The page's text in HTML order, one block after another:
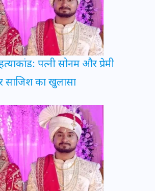
पत्नी सोनम और प्रेमी
साजिश का खुलासा